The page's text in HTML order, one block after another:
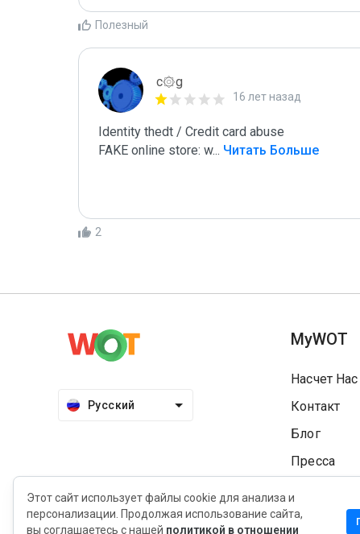
Полезный
c۞g
16 лет назад
Identity thedt / Credit card abuse
FAKE online store: w... Читать Больше
2
Русский
MyWOT
Насчет Нас
Контакт
Блог
Пресса
Этот сайт использует файлы cookie для анализа и
персонализации. Продолжая использование сайта,
вы соглашаетесь с нашей политикой в отношении